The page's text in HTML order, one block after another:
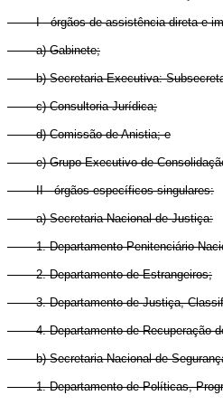
I - órgãos de assistência direta e
a) Gabinete;
b) Secretaria-Executiva:
c) Consultoria Jurídica;
d) Comissão de Anistia; e
e) Grupo Executivo de Consolidação
II - órgãos específicos singulares:
a) Secretaria Nacional de Justiça:
1. Departamento Penitenciário
2. Departamento de Estrangeiros;
3. Departamento de Justiça,
4. Departamento de Recuperação de
b) Secretaria Nacional de
1. Departamento de Políticas,